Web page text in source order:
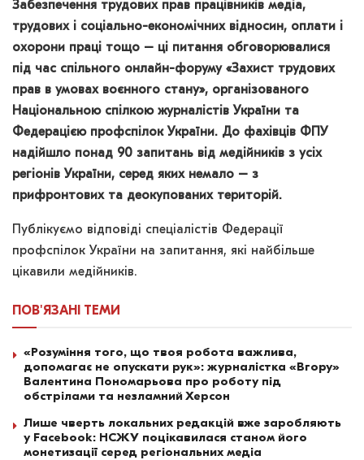
Забезпечення трудових прав працівників медіа,
трудових і соціально-економічних відносин, оплати і
охорони праці тощо – ці питання обговорювалися
під час спільного онлайн-форуму «Захист трудових
прав в умовах воєнного стану», організованого
Національною спілкою журналістів України та
Федерацією профспілок України. До фахівців ФПУ
надійшло понад 90 запитань від медійників з усіх
регіонів України, серед яких немало – з
прифронтових та деокупованих територій.
Публікуємо відповіді спеціалістів Федерації
профспілок України на запитання, які найбільше
цікавили медійників.
ПОВ'ЯЗАНІ ТЕМИ
«Розуміння того, що твоя робота важлива,
допомагає не опускати рук»: журналістка «Вгору»
Валентина Пономарьова про роботу під
обстрілами та незламний Херсон
Лише чверть локальних редакцій вже заробляють
у Facebook: НСЖУ поцікавилася станом його
монетизації серед регіональних медіа